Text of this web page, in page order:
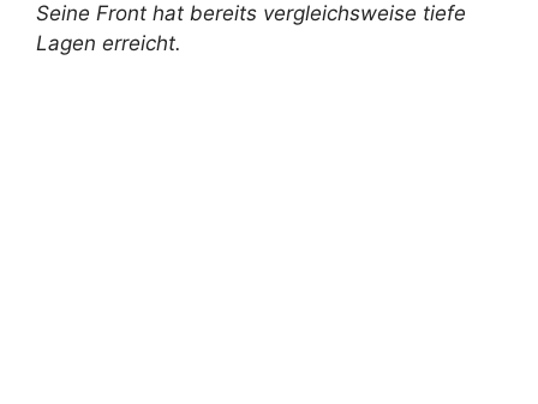
Seine Front hat bereits vergleichsweise tiefe
Lagen erreicht.